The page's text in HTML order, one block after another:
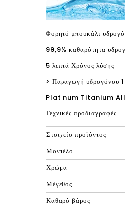
Φορητό μπουκάλι
99,9% καθαρότητα
5 λεπτά Χρόνος λύσης
> Παραγωγή υδρογόνου
Platinum Titanium
Τεχνικές προδιαγραφές
Στοιχείο προϊόντος
Μοντέλο
Χρώμα
Μέγεθος
Καθαρό βάρος